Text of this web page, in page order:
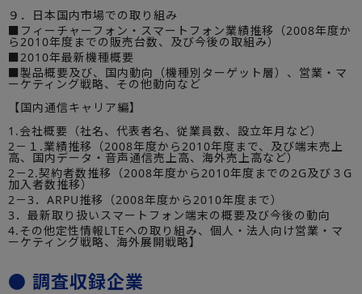
９．日本国内市場での取り組み
■フィーチャーフォン・スマートフォン業績推移（2008年度か
ら2010年度までの販売台数、及び今後の取組み）
■2010年最新機種概要
■製品概要及び、国内動向（機種別ターゲット層）、営業・マ
ーケティング戦略、その他動向など
【国内通信キャリア編】
1.会社概要（社名、代表者名、従業員数、設立年月など）
2－１.業績推移（2008年度から2010年度まで、及び端末売上
高、国内データ・音声通信売上高、海外売上高など）
2－2.契約者数推移（2008年度から2010年度までの2G及び３G
加入者数推移）
2－3．ARPU推移（2008年度から2010年度まで）
3．最新取り扱いスマートフォン端末の概要及び今後の動向
4.その他定性情報LTEへの取り組み、個人・法人向け営業・マ
ーケティング戦略、海外展開戦略】
● 調査収録企業